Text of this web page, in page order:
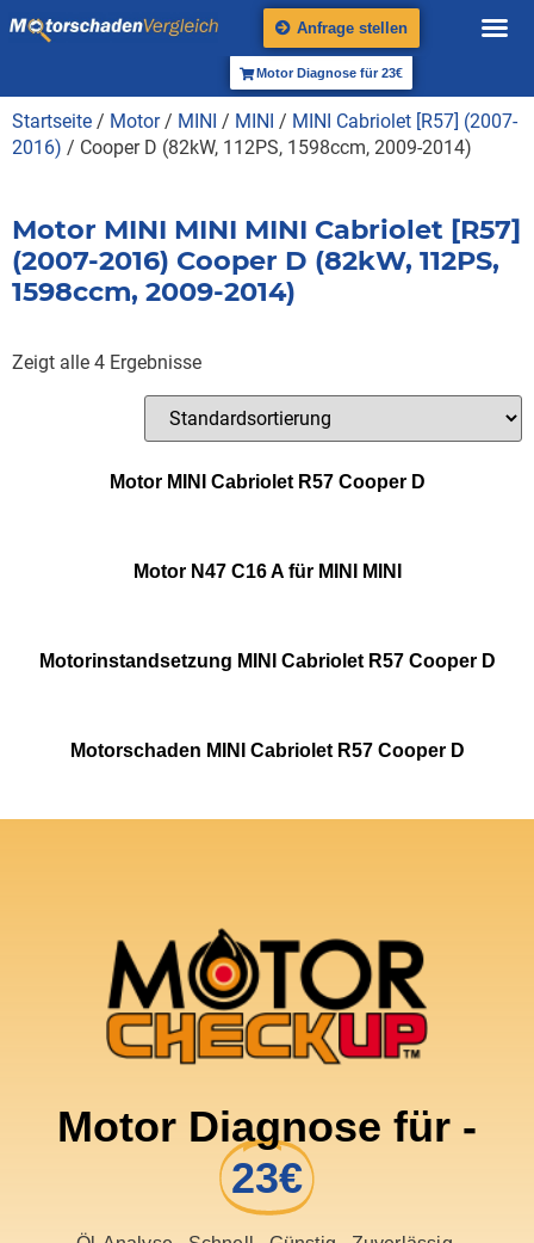
Anfrage stellen
Motor Diagnose für 23€
Startseite / Motor/ MINI / MINI / MINI Cabriolet [R57] (2007-
2016) / Cooper D (82kW, 112PS, 1598ccm, 2009-2014)
Motor MINI MINI MINI Cabriolet [R57]
(2007-2016) Cooper D (82kW, 112PS,
1598ccm, 2009-2014)
Zeigt alle 4 Ergebnisse
Motor MINI Cabriolet R57 Cooper D
Motor N47 C16 A für MINI MINI
Motorinstandsetzung MINI Cabriolet R57 Cooper D
Motorschaden MINI Cabriolet R57 Cooper D
Motor Diagnose für -
23€